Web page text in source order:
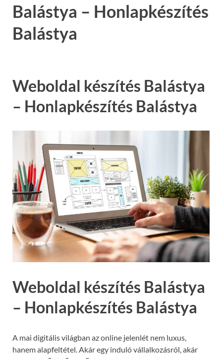
Balástya – Honlapkészítés
Balástya
Weboldal készítés Balástya
– Honlapkészítés Balástya
Weboldal készítés Balástya
– Honlapkészítés Balástya
A mai digitális világban az online jelenlét nem luxus,
hanem alapfeltétel. Akár egy induló vállalkozásról, akár